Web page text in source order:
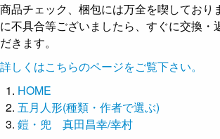
商品チェック、梱包には万全を喫しており
に不具合等ございましたら、すぐに交換・
だきます。
詳しくはこちらのページをご覧下さい。
HOME
五月人形(種類・作者で選ぶ)
鎧・兜 真田昌幸/幸村